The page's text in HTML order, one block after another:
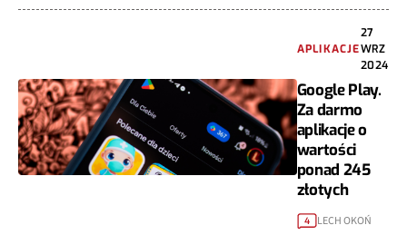
APLIKACJE
27
WRZ
2024
Google Play.
Za darmo
aplikacje o
wartości
ponad 245
złotych
4 LECH OKOŃ